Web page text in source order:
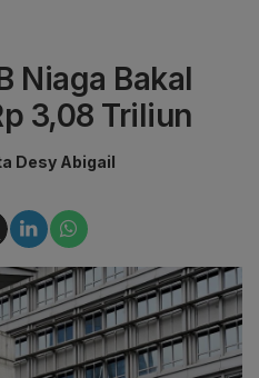
Niaga Bakal
3,08 Triliun
Desy Abigail